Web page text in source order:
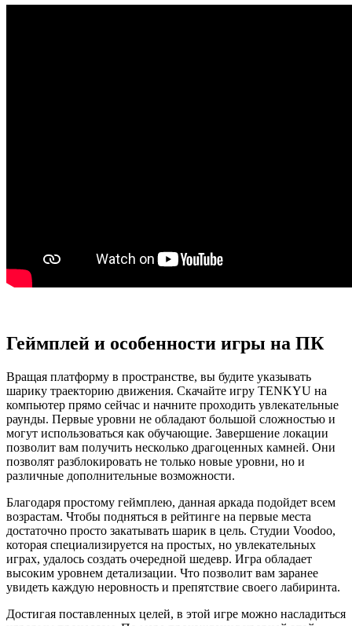
Геймплей и особенности игры на ПК
Вращая платформу в пространстве, вы будите указывать
шарику траекторию движения. Скачайте игру TENKYU на
компьютер прямо сейчас и начните проходить увлекательные
раунды. Первые уровни не обладают большой сложностью и
могут использоваться как обучающие. Завершение локации
позволит вам получить несколько драгоценных камней. Они
позволят разблокировать не только новые уровни, но и
различные дополнительные возможности.
Благодаря простому геймплею, данная аркада подойдет всем
возрастам. Чтобы подняться в рейтинге на первые места
достаточно просто закатывать шарик в цель. Студии Voodoo,
которая специализируется на простых, но увлекательных
играх, удалось создать очередной шедевр. Игра обладает
высоким уровнем детализации. Что позволит вам заранее
увидеть каждую неровность и препятствие своего лабиринта.
Достигая поставленных целей, в этой игре можно насладиться